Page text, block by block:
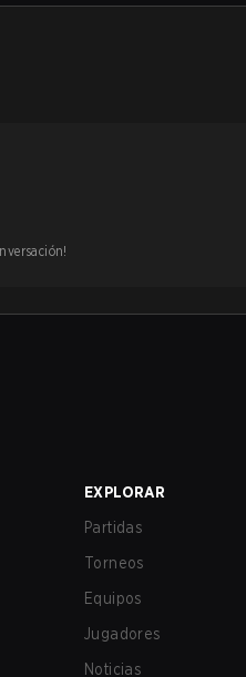
EXPLORAR
Partidas
Torneos
Equipos
Jugadores
Noticias